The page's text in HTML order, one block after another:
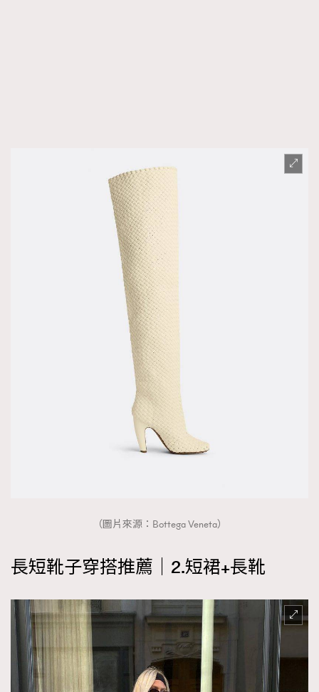
（圖片來源：Bottega Veneta）
長短靴子穿搭推薦｜2.短裙+長靴